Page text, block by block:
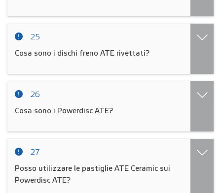
25
Cosa sono i dischi freno ATE rivettati?
26
Cosa sono i Powerdisc ATE?
27
Posso utilizzare le pastiglie ATE Ceramic sui
Powerdisc ATE?